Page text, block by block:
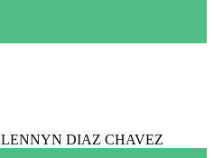
LENNYN DIAZ CHAVEZ